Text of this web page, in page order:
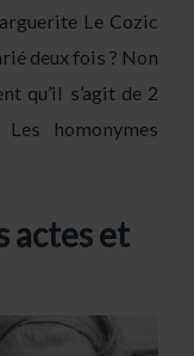
Le Cozic
deux fois ? Non
qu’il s’agit de 2
homonymes
actes et